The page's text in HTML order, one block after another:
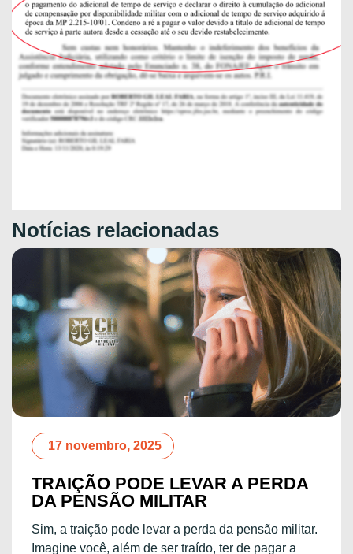
Notícias relacionadas
1 setembro, 2025
STF DECLARA
INCONSTITUCIONAL A
CONCURSO